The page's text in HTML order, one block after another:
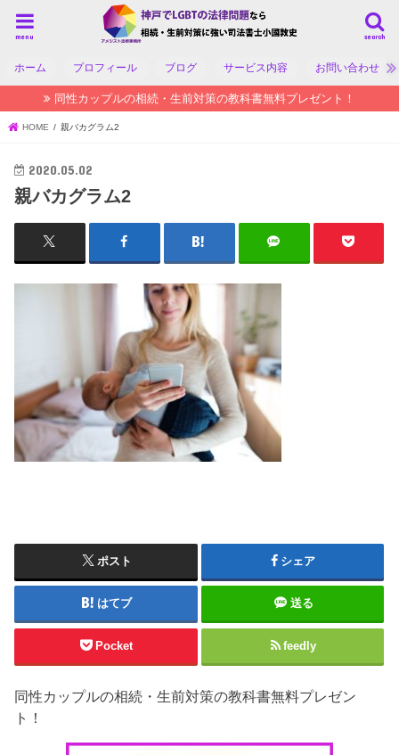
search
menu
ホーム プロフィール ブログ サービス内容 お問い合わせ
同性カップルの相続・生前対策の教科書無料プレゼント！
HOME 親バカグラム2
2020.05.02
親バカグラム2
ポスト シェア
はてブ 送る
Pocket feedly
同性カップルの相続・生前対策の教科書無料プレゼン
ト！